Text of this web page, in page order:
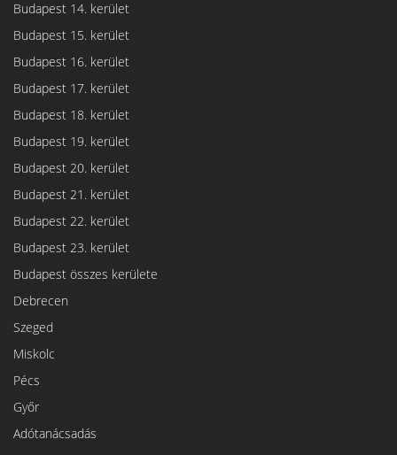
Budapest 14. kerület
Budapest 15. kerület
Budapest 16. kerület
Budapest 17. kerület
Budapest 18. kerület
Budapest 19. kerület
Budapest 20. kerület
Budapest 21. kerület
Budapest 22. kerület
Budapest 23. kerület
Budapest összes kerülete
Debrecen
Szeged
Miskolc
Pécs
Győr
Adótanácsadás